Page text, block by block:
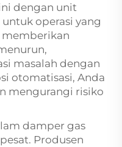
dengan unit
operasi yang
memberikan
masalah dengan
otomatisasi, Anda
mengurangi risiko
damper gas
Produsen